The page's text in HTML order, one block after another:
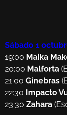
Sábado 1
19:00 Maika
20:00 Malforta
21:00 Ginebras
22:30 Impacto
23:30 Zahara